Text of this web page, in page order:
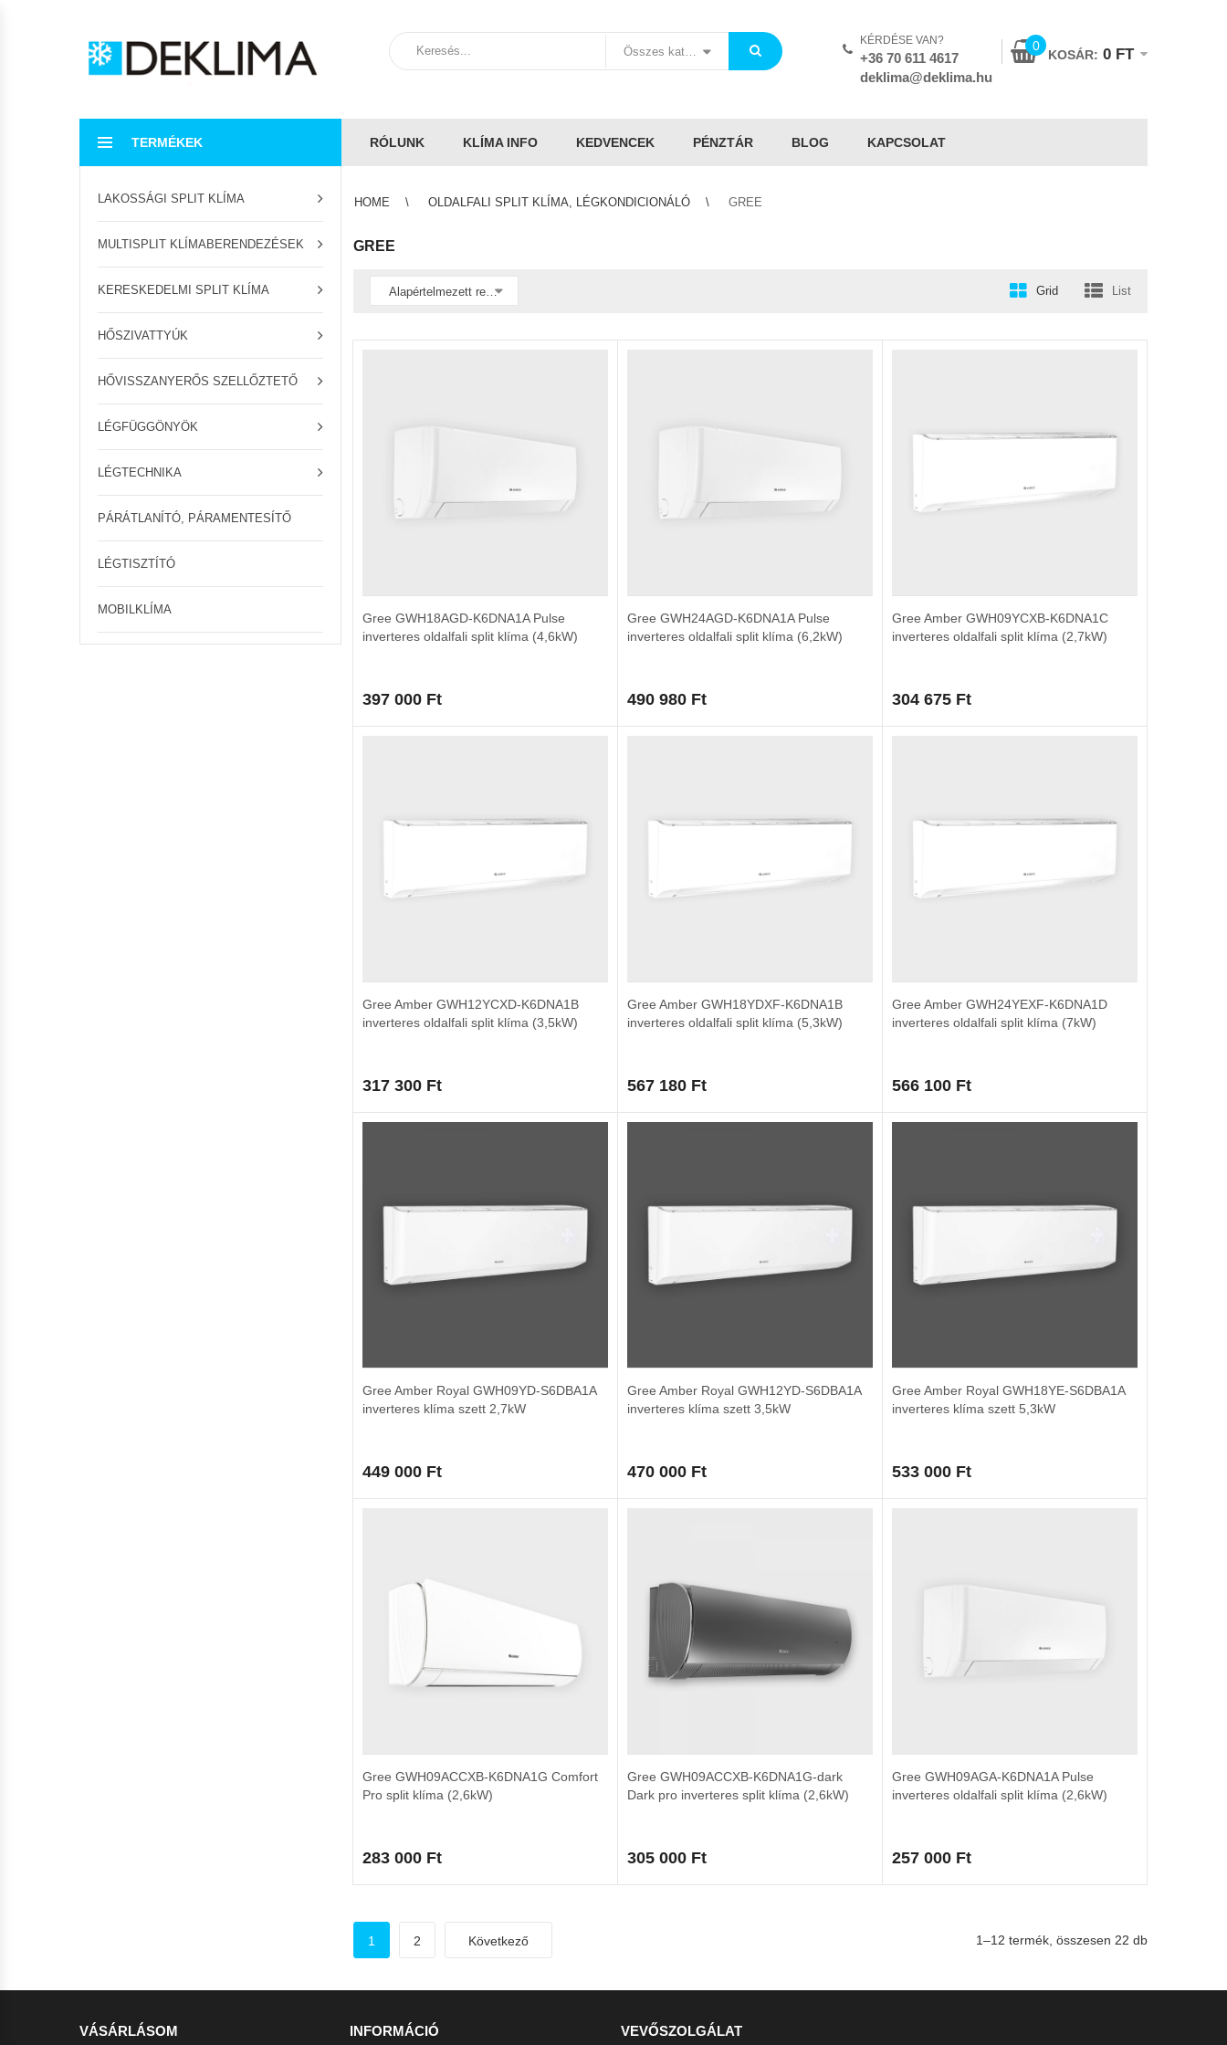
Összes kategória
KÉRDÉSE VAN?
+36 70 611 4617
deklima@deklima.hu
0
KOSÁR: 0 FT
TERMÉKEK
LAKOSSÁGI SPLIT KLÍMA
MULTISPLIT KLÍMABERENDEZÉSEK
KERESKEDELMI SPLIT KLÍMA
HŐSZIVATTYÚK
HŐVISSZANYERŐS SZELLŐZTETŐ
LÉGFÜGGÖNYÖK
LÉGTECHNIKA
PÁRÁTLANÍTÓ, PÁRAMENTESÍTŐ
LÉGTISZTÍTÓ
MOBILKLÍMA
RÓLUNK KLÍMA INFO KEDVENCEK PÉNZTÁR BLOG KAPCSOLAT
HOME OLDALFALI SPLIT KLÍMA, LÉGKONDICIONÁLÓ GREE
GREE
Alapértelmezett rendezés Grid List
Gree GWH18AGD-K6DNA1A Pulse
inverteres oldalfali split klíma (4,6kW)
397 000 Ft
Gree GWH24AGD-K6DNA1A Pulse
inverteres oldalfali split klíma (6,2kW)
490 980 Ft
Gree Amber GWH09YCXB-K6DNA1C
inverteres oldalfali split klíma (2,7kW)
304 675 Ft
Gree Amber GWH12YCXD-K6DNA1B
inverteres oldalfali split klíma (3,5kW)
317 300 Ft
Gree Amber GWH18YDXF-K6DNA1B
inverteres oldalfali split klíma (5,3kW)
567 180 Ft
Gree Amber GWH24YEXF-K6DNA1D
inverteres oldalfali split klíma (7kW)
566 100 Ft
Gree Amber Royal GWH09YD-S6DBA1A
inverteres klíma szett 2,7kW
449 000 Ft
Gree Amber Royal GWH12YD-S6DBA1A
inverteres klíma szett 3,5kW
470 000 Ft
Gree Amber Royal GWH18YE-S6DBA1A
inverteres klíma szett 5,3kW
533 000 Ft
Gree GWH09ACCXB-K6DNA1G Comfort
Pro split klíma (2,6kW)
283 000 Ft
Gree GWH09ACCXB-K6DNA1G-dark
Dark pro inverteres split klíma (2,6kW)
305 000 Ft
Gree GWH09AGA-K6DNA1A Pulse
inverteres oldalfali split klíma (2,6kW)
257 000 Ft
1 2 Következő 1–12 termék, összesen 22 db
VÁSÁRLÁSOM INFORMÁCIÓ VEVŐSZOLGÁLAT